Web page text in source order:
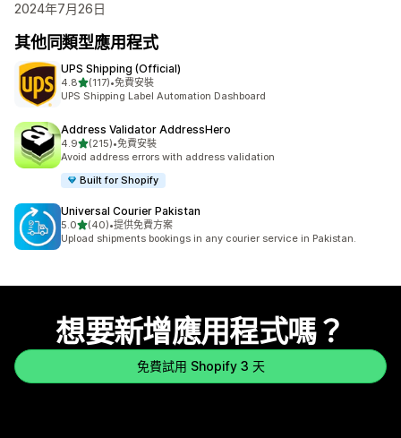
2024年7月26日
其他同類型應用程式
UPS Shipping (Official)
4.8滿分 5 顆星
(117)
共有 117 則評價
•免費安裝
UPS Shipping Label Automation Dashboard
Address Validator AddressHero
4.9滿分 5 顆星
(215)
共有 215 則評價
•免費安裝
Avoid address errors with address validation
Built for Shopify
Universal Courier Pakistan
5.0滿分 5 顆星
(40)
共有 40 則評價
•提供免費方案
Upload shipments bookings in any courier service in Pakistan.
想要新增應用程式嗎？
免費試用 Shopify 3 天